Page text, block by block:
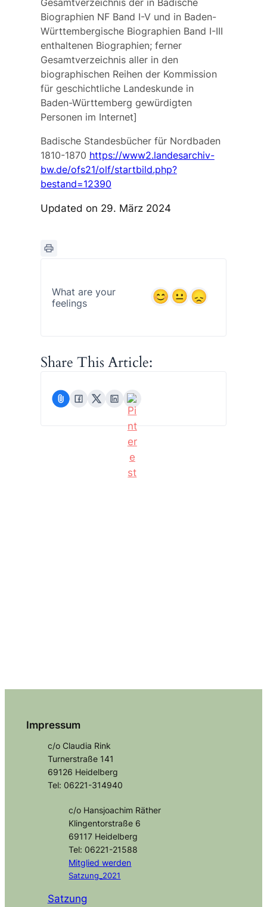
Gesamtverzeichnis der in Badische
Biographien NF Band I-V und in Baden-
Württembergische Biographien Band I-III
enthaltenen Biographien; ferner
Gesamtverzeichnis aller in den
biographischen Reihen der Kommission
für geschichtliche Landeskunde in
Baden-Württemberg gewürdigten
Personen im Internet]
Badische Standesbücher für Nordbaden
1810-1870 https://www2.landesarchiv-
bw.de/ofs21/olf/startbild.php?
bestand=12390
Updated on 29. März 2024
What are your
feelings
Share This Article:
Impressum
c/o Claudia Rink
Turnerstraße 141
69126 Heidelberg
Tel: 06221-314940
c/o Hansjoachim Räther
Klingentorstraße 6
69117 Heidelberg
Tel: 06221-21588
Mitgliedwerden
Satzung_2021
Satzung